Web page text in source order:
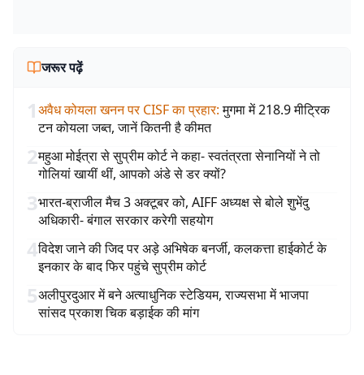
जरूर पढ़ें
1अवैध कोयला खनन पर CISF का प्रहार: मुगमा में 218.9 मीट्रिक
टन कोयला जब्त, जानें कितनी है कीमत
2महुआ मोईत्रा से सुप्रीम कोर्ट ने कहा- स्वतंत्रता सेनानियों ने तो
गोलियां खायीं थीं, आपको अंडे से डर क्यों?
3भारत-ब्राजील मैच 3 अक्टूबर को, AIFF अध्यक्ष से बोले शुभेंदु
अधिकारी- बंगाल सरकार करेगी सहयोग
4विदेश जाने की जिद पर अड़े अभिषेक बनर्जी, कलकत्ता हाईकोर्ट के
इनकार के बाद फिर पहुंचे सुप्रीम कोर्ट
5अलीपुरदुआर में बने अत्याधुनिक स्टेडियम, राज्यसभा में भाजपा
सांसद प्रकाश चिक बड़ाईक की मांग